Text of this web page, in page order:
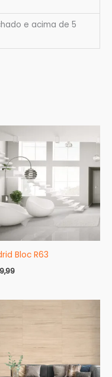
e acima de 5
Bloc R63